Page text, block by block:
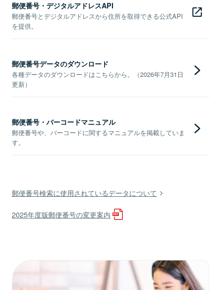
郵便番号・デジタルアドレスAPI
郵便番号とデジタルアドレスから住所を取得できる公式API
を提供。
郵便番号データのダウンロード
各種データのダウンロードはこちらから。（2026年7月31日
更新）
郵便番号・バーコードマニュアル
郵便番号や、バーコードに関するマニュアルを掲載していま
す。
郵便番号検索に使用されているデータについて
2025年度版郵便番号の変更案内